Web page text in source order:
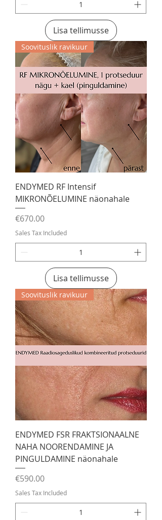
Lisa tellimusse
Soovituslik ravikuur
ENDYMED RF Intensif
MIKRONÕELUMINE näonahale
Price
€670.00
Sales Tax Included
Lisa tellimusse
Soovituslik ravikuur
ENDYMED FSR FRAKTSIONAALNE
NAHA NOORENDAMINE JA
PINGULDAMINE näonahale
Price
€590.00
Sales Tax Included